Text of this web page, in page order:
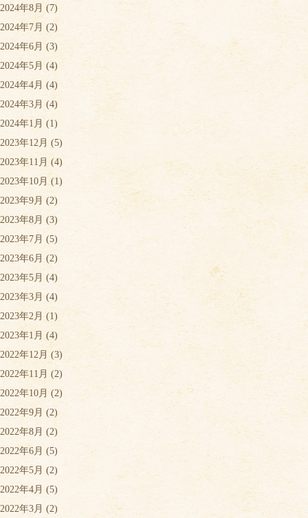
2024年8月 (7)
2024年7月 (2)
2024年6月 (3)
2024年5月(4)
2024年4月 (4)
2024年3月 (4)
2024年1月 (1)
2023年12月 (5)
2023年11月 (4)
2023年10月(1)
2023年9月 (2)
2023年8月 (3)
2023年7月 (5)
2023年6月 (2)
2023年5月 (4)
2023年3月(4)
2023年2月 (1)
2023年1月 (4)
2022年12月 (3)
2022年11月 (2)
2022年10月(2)
2022年9月 (2)
2022年8月 (2)
2022年6月 (5)
2022年5月 (2)
2022年4月 (5)
2022年3月 (2)